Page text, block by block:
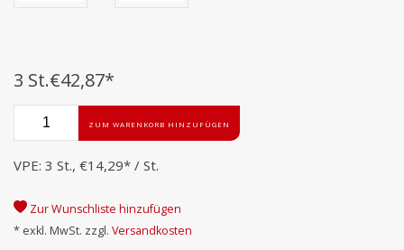
3 St.€42,87*
ZUM WARENKORB HINZUFÜGEN
VPE: 3 St., €14,29* / St.
Zur Wunschliste hinzufügen
* exkl. MwSt. zzgl. Versandkosten